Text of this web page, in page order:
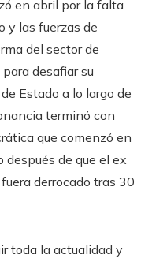
en abril por la falta
y las fuerzas de
del sector de
desafiar su
Estado a lo largo de
terminó con
que comenzó en
después de que el ex
derrocado tras 30
toda la actualidad y